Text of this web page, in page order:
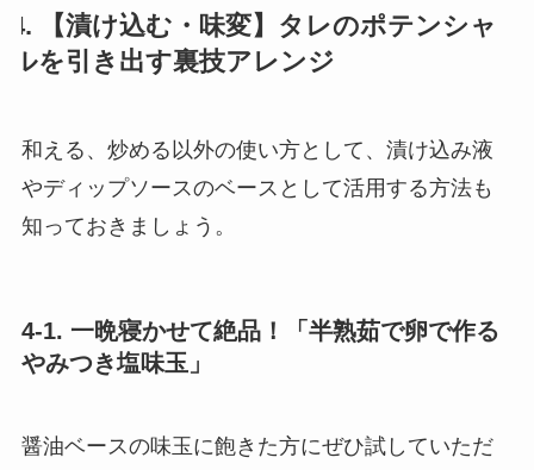
4. 【漬け込む・味変】タレのポテンシャ
ルを引き出す裏技アレンジ
和える、炒める以外の使い方として、漬け込み液
やディップソースのベースとして活用する方法も
知っておきましょう。
4-1. 一晩寝かせて絶品！「半熟茹で卵で作る
やみつき塩味玉」
醤油ベースの味玉に飽きた方にぜひ試していただ